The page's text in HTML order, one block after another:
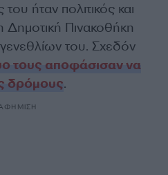
ήταν πολιτικός και
Δημοτική Πινακοθήκη
του. Σχεδόν
τους αποφάσισαν να
δρόμους.